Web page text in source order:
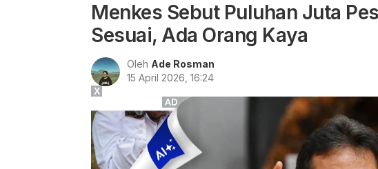
Menkes Sebut Puluhan Juta
Sesuai, Ada Orang Kaya
Oleh Ade Rosman
15 April 2026, 16:24
X